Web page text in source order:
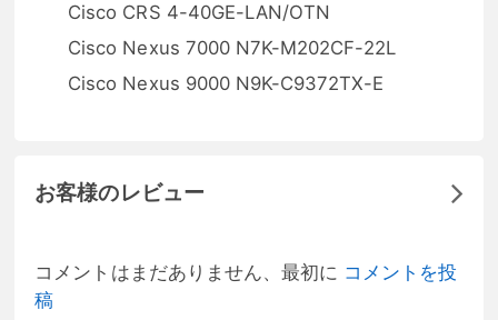
Cisco CRS 4-40GE-LAN/OTN
Cisco Nexus 7000 N7K-M202CF-22L
Cisco Nexus 9000 N9K-C9372TX-E
お客様のレビュー
コメントはまだありません、最初に コメントを投
稿